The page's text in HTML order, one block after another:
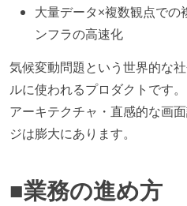
大量データ×複数観点での
ンフラの高速化
気候変動問題という世界的な
ルに使われるプロダクトです
アーキテクチャ・直感的な画
ジは膨大にあります。
■業務の進め方